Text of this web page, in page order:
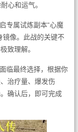
心和运气。
专属试炼副本“心魔
镜像。此战的关键不
致理解。
临最终选择，根据你
治疗量、爆发伤
确认后，即可完成